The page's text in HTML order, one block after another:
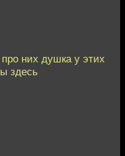
про них душка у этих
здесь